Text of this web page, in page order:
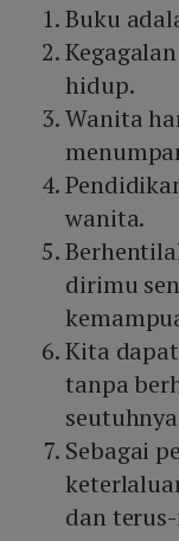
Buku
hidup.
Wanita
wanita.
dirimu
Kita
tanpa
seutuhnya
Sebagai
dan